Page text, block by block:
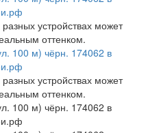
устройствах может
оттенком.
устройствах может
оттенком.